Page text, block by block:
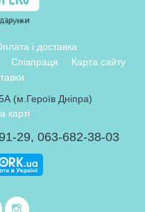
і доставка
Співпраця
Карта сайту
(м.Героїв Дніпра)
карті
29, 063-682-38-03